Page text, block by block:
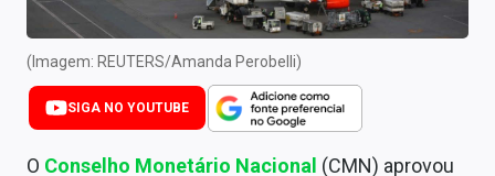
Central de Dividendos
Central de Fundos Imobiliários
Central dos IPOs
Renda Fixa
(Imagem: REUTERS/Amanda Perobelli)
SIGA NO YOUTUBE
O Conselho Monetário Nacional (CMN) aprovou